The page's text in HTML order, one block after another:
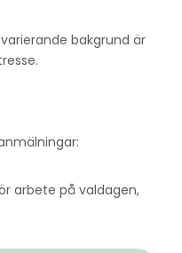
bakgrund är
arbete på valdagen,